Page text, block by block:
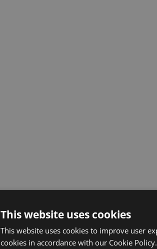
This website uses cookies
This website uses cookies to improve user
cookies in accordance with our Cookie Policy.